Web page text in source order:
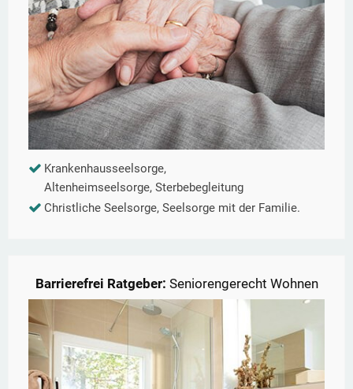
Krankenhausseelsorge,
Altenheimseelsorge, Sterbebegleitung
Christliche Seelsorge, Seelsorge mit der Familie.
Barrierefrei Ratgeber: Seniorengerecht Wohnen